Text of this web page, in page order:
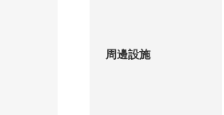
周邊設施